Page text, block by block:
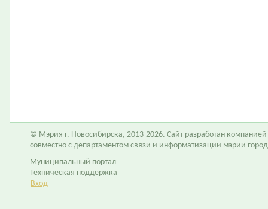
© Мэрия г. Новосибирска, 2013-2026. Сайт разработан компанией
совместно с департаментом связи и информатизации мэрии
Муниципальный портал
Техническая поддержка
Вход